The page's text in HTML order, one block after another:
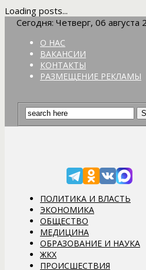
Loading posts...
Сегодня: Четверг, 06 августа
О НАС
ВАКАНСИИ
КОНТАКТЫ
РАЗМЕЩЕНИЕ РЕКЛАМЫ
ПОЛИТИКА И ВЛАСТЬ
ЭКОНОМИКА
ОБЩЕСТВО
МЕДИЦИНА
ОБРАЗОВАНИЕ И НАУКА
ЖКХ
ПРОИСШЕСТВИЯ